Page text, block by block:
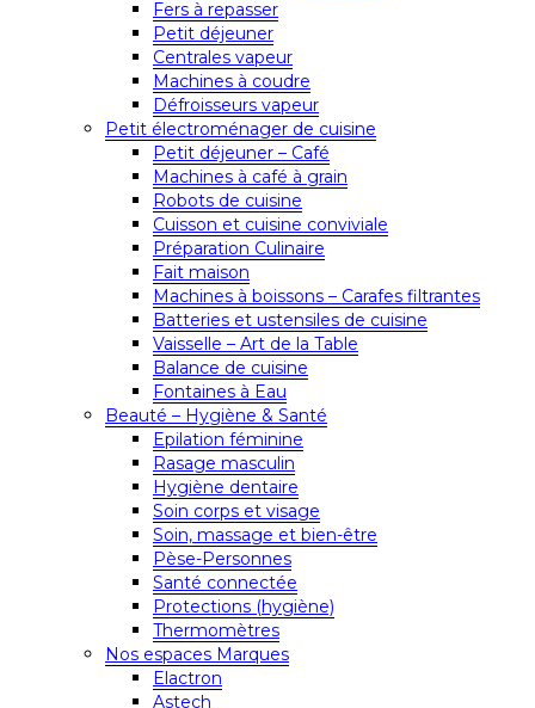
Fers à repasser
Petit déjeuner
Centrales vapeur
Machines à coudre
Défroisseurs vapeur
Petit électroménager de cuisine
Petit déjeuner – Café
Machines à café à grain
Robots de cuisine
Cuisson et cuisine conviviale
Préparation Culinaire
Fait maison
Machines à boissons – Carafes filtrantes
Batteries et ustensiles de cuisine
Vaisselle – Art de la Table
Balance de cuisine
Fontaines à Eau
Beauté – Hygiène & Santé
Epilation féminine
Rasage masculin
Hygiène dentaire
Soin corps et visage
Soin, massage et bien-être
Pèse-Personnes
Santé connectée
Protections (hygiène)
Thermomètres
Nos espaces Marques
Elactron
Astech